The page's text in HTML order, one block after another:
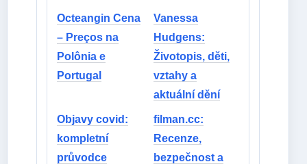
Octeangin Cena
– Preços na
Polônia e
Portugal
Vanessa
Hudgens:
Životopis, děti,
vztahy a
aktuální dění
Objavy covid:
kompletní
průvodce
filman.cc:
Recenze,
bezpečnost a